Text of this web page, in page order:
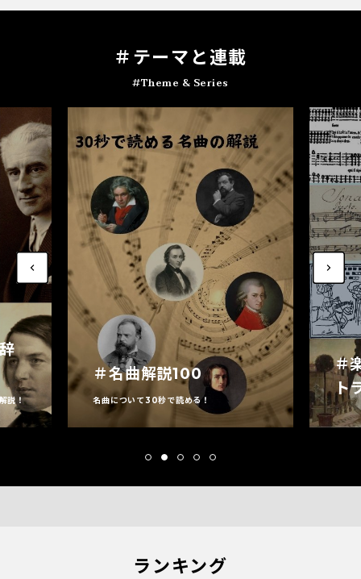
＃テー マと連載
#Theme & Series
説！
＃名曲解説100
名曲について30秒で読める！
＃
ト
ランキング